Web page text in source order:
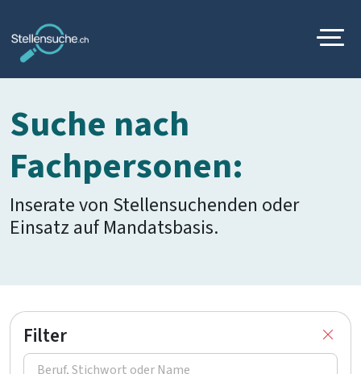
Suche nach
Fachpersonen:
Inserate von Stellensuchenden oder
Einsatz auf Mandatsbasis.
Filter